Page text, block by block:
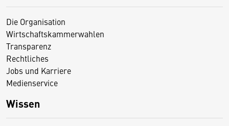
Die Organisation
Wirtschaftskammerwahlen
Transparenz
Rechtliches
Jobs und Karriere
Medienservice
Wissen